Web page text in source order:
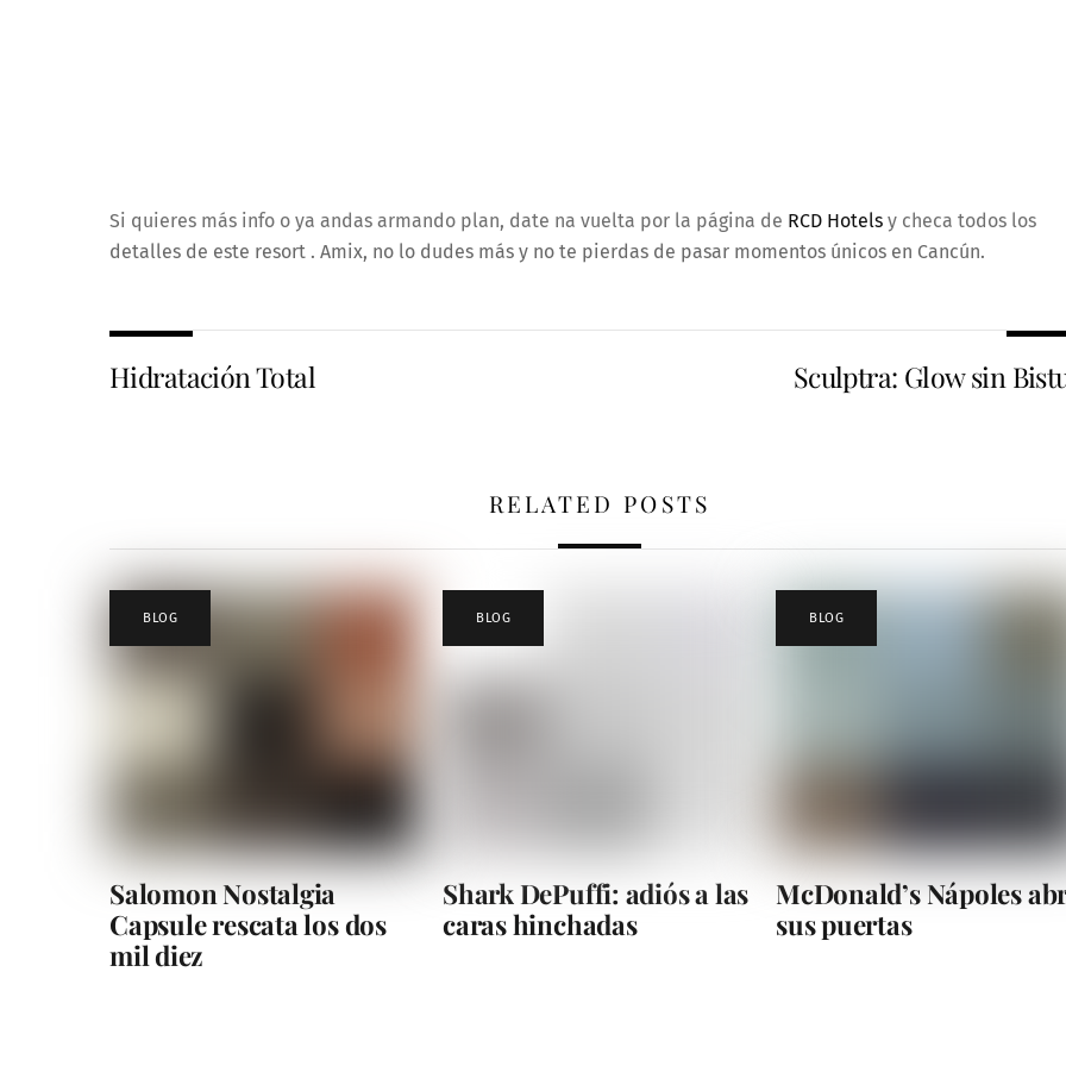
Si quieres más info o ya andas armando plan, date na vuelta por la página de RCD Hotels y checa todos los
detalles de este resort . Amix, no lo dudes más y no te pierdas de pasar momentos únicos en Cancún.
Hidratación Total Sculptra: Glow sin
RELATED POSTS
BLOG
Salomon Nostalgia
Capsule rescata los dos
mil diez
BLOG
Shark DePuffi: adiós a las
caras hinchadas
BLOG
McDonald’s Nápoles
sus puertas